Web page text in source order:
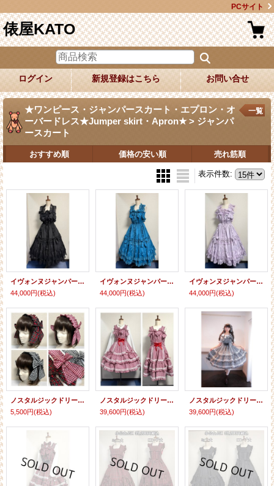
PCサイト
俵屋KATO
ログイン 新規登録はこちら お問い合せ
★ワンピース・ジャンパースカート・エプロン・オ
ーバードレス★Jumper skirt・Apron★ > ジャンパ
ースカート
一覧
おすすめ順 価格の安い順 売れ筋順
表示件数:
イヴォンヌジャンパースカート【黒】
44,000円(税込)
イヴォンヌジャンパースカート【ターコイズ】
44,000円(税込)
イヴォンヌジャンパースカート【ラベンダー】
44,000円(税込)
ノスタルジックドリーミィヘッドドレス
5,500円(税込)
ノスタルジックドリーミィジャンパースカート【チェリーレッドギンガム】
39,600円(税込)
ノスタルジックドリーミィジャンパースカート【黒ギンガム】
39,600円(税込)